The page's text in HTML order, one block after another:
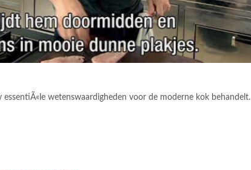
wetenswaardigheden voor de moderne kok behandelt.